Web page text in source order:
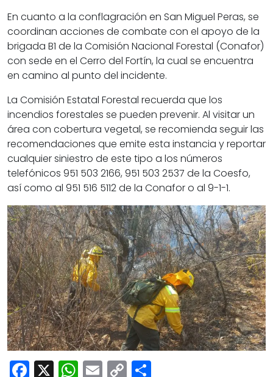
En cuanto a la conflagración en San Miguel Peras, se
coordinan acciones de combate con el apoyo de la
brigada B1 de la Comisión Nacional Forestal (Conafor)
con sede en el Cerro del Fortín, la cual se encuentra
en camino al punto del incidente.
La Comisión Estatal Forestal recuerda que los
incendios forestales se pueden prevenir. Al visitar un
área con cobertura vegetal, se recomienda seguir las
recomendaciones que emite esta instancia y reportar
cualquier siniestro de este tipo a los números
telefónicos 951 503 2166, 951 503 2537 de la Coesfo,
así como al 951 516 5112 de la Conafor o al 9-1-1.
Facebook
X WhatsApp
Email
Copy